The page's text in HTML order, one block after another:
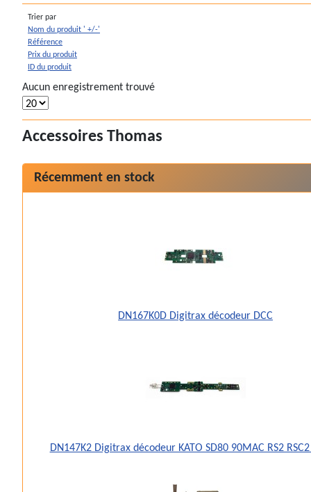
Trier par
Nom du produit ' +/-'
Référence
Prix du produit
ID du produit
Aucun enregistrement trouvé
Accessoires Thomas
Récemment en stock
DN167K0D Digitrax décodeur DCC
DN147K2 Digitrax décodeur KATO SD80 90MAC RS2 RSC2